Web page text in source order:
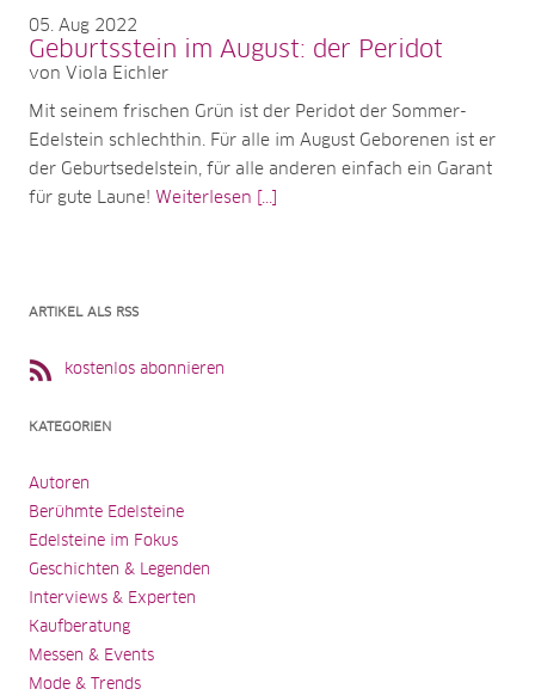
05 Aug 2022
Geburtsstein im August: der Peridot
von Viola Eichler
Mit seinem frischen Grün ist der Peridot der Sommer-
Edelstein schlechthin. Für alle im August Geborenen ist er
der Geburtsedelstein, für alle anderen einfach ein Garant
für gute Laune! Weiterlesen [...]
ARTIKEL ALS RSS
kostenlos abonnieren
KATEGORIEN
Autoren
Berühmte Edelsteine
Edelsteine im Fokus
Geschichten & Legenden
Interviews & Experten
Kaufberatung
Messen & Events
Mode & Trends